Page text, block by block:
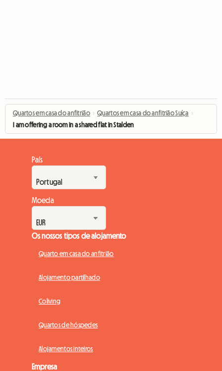
Quartos em casa do anfitrião › Quartos em casa do anfitrião Suíça ›
I am offering a room in a shared flat in Stalden
País
Moeda
Os nossos tipos de alojamento
Quarto em casa do anfitrião
Alojamento partilhado
Coliving
Quartos de hóspedes
Alojamentos inteiros
Empresa